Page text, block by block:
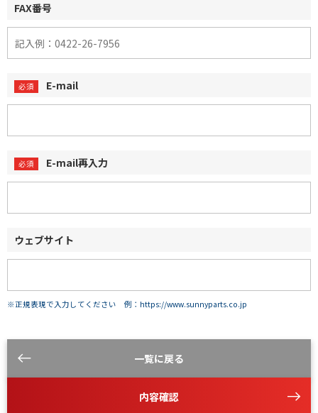
FAX番号
E-mail
E-mail再入力
ウェブサイト
※正規表現で入力してください 例：https://www.sunnyparts.co.jp
一覧に戻る
内容確認